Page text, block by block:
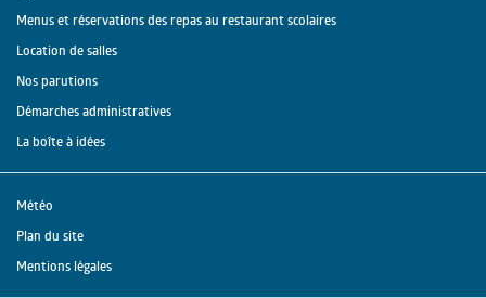
Menus et réservations des repas au restaurant scolaires
Location de salles
Nos parutions
Démarches administratives
La boîte à idées
Météo
Plan du site
Mentions légales